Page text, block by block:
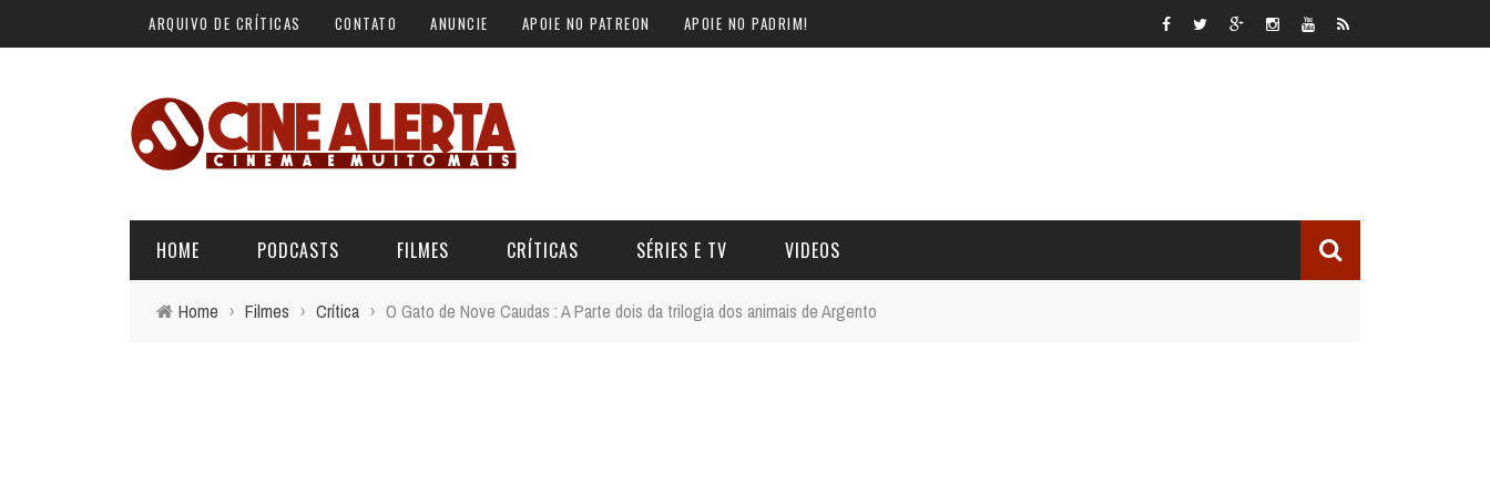
ARQUIVO DE CRÍTICAS CONTATO ANUNCIE APOIE NO PATREON APOIE NO PADRIM!
HOME PODCASTS FILMES CRÍTICAS SÉRIES E TV VIDEOS
Home › Filmes › Crítica › O Gato de Nove Caudas : A Parte dois da trilogia dos animais de Argento